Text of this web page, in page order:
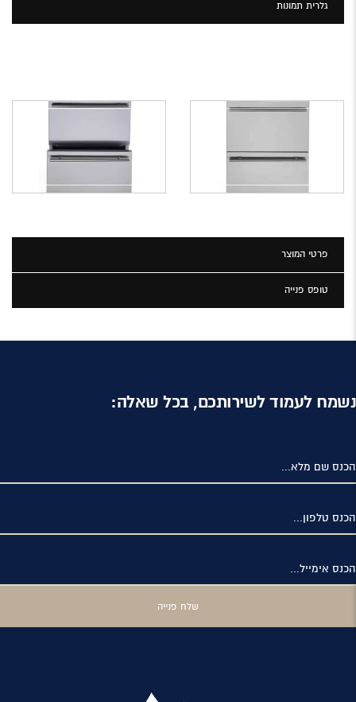
גלרית תמונות
פרטי המוצר
טופס פנייה
נשמח לעמוד לשירותכם, בכל שאלה:
הכנס שם מלא...
הכנס טלפון...
הכנס אימייל...
שלח פנייה